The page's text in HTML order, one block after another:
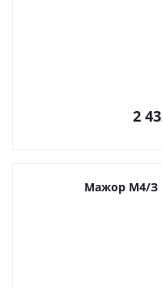
2
Мажор М4/З